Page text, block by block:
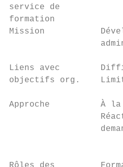
service de
formation
Mission
Liens avec
objectifs org.
Approche          À